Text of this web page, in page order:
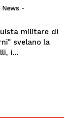
News -
militare di
svelano la
i...